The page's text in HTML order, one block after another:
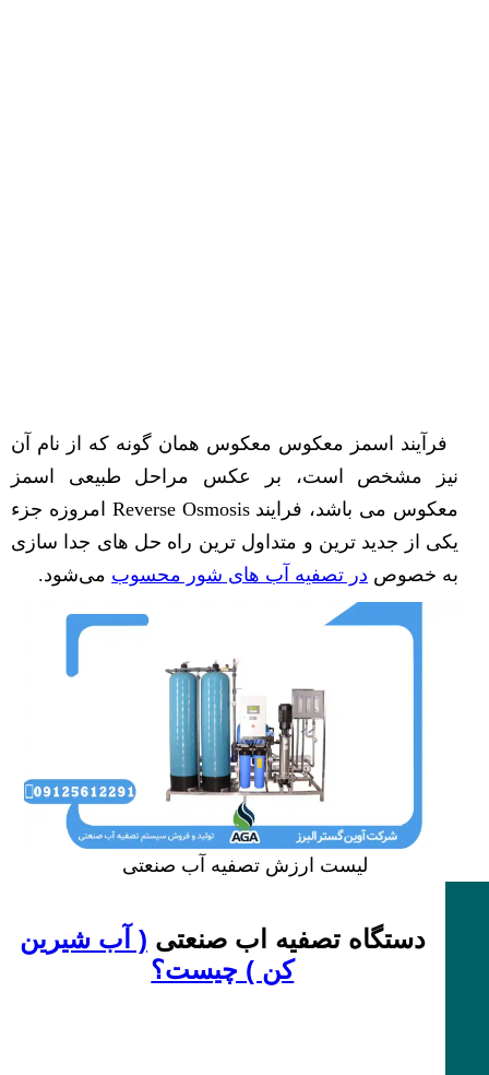
فرآیند اسمز معکوس معكوس همان گونه كه از نام آن
نیز مشخص است، بر عکس مراحل طبیعی اسمز
معکوس می باشد، فرایند Reverse Osmosis امروزه جزء
یكی از جدید ترین و متداول ترین راه حل های جدا سازی
به خصوص در تصفیه آب های شور محسوب می‌شود.
لیست ارزش تصفیه آب صنعتی
دستگاه تصفیه اب صنعتی ( آب شیرین
کن ) چیست؟